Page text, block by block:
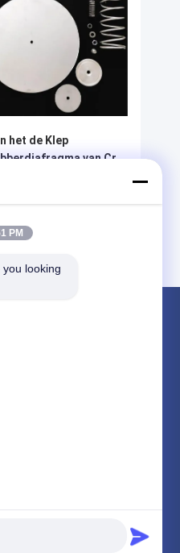
het de Klep
van Cr
PM
looking